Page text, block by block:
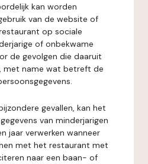
kan worden
van de website of
op sociale
of onbekwame
de gevolgen die daaruit
met name wat betreft de
gevallen, kan het
van minderjarigen
jaar verwerken wanneer
met het restaurant met
naar een baan- of